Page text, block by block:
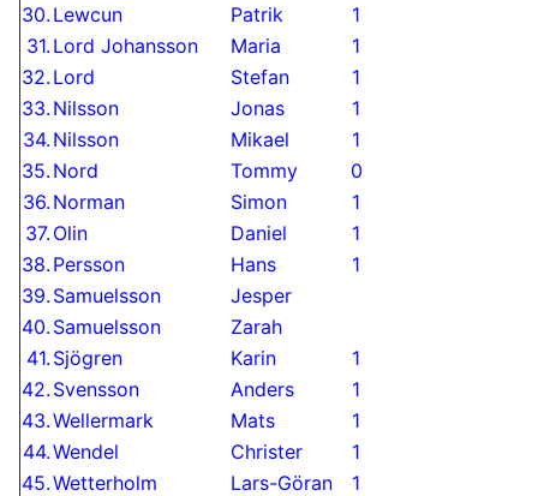
30. Lewcun Patrik
1
31. Lord Johansson Maria
1
32. Lord Stefan
1
33. Nilsson Jonas
1
34. Nilsson Mikael
1
35. Nord Tommy
0
36. Norman Simon
1
37. Olin Daniel
1
38. Persson Hans
1
39. Samuelsson
Jesper
40. Samuelsson
Zarah
41. Sjögren Karin
1
42. Svensson Anders
1
43.Wellermark Mats
1
44.Wendel Christer
1
45.Wetterholm Lars-Göran 1